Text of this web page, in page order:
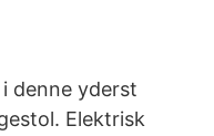
denne yderst
Elektrisk